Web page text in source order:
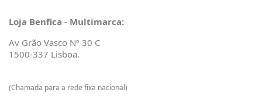
Loja Benfica - Multimarca:
Av Grão Vasco Nº 30 C
1500-337 Lisboa.
(Chamada para a rede fixa nacional)